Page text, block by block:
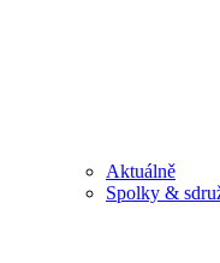
Aktuálně
Spolky &